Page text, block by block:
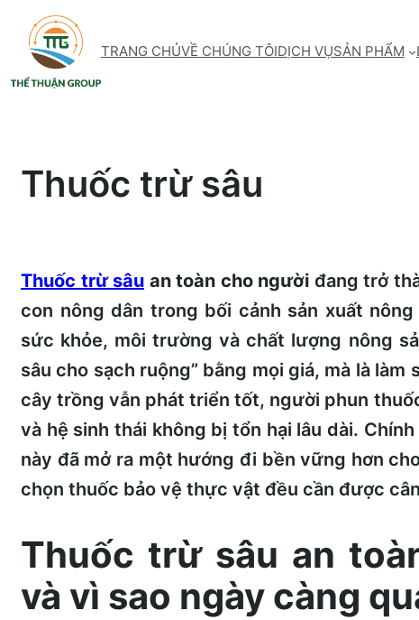
Skip
content
TRANG CHỦVỀ CHÚNG TÔIDỊCH VỤSẢN PHẨM
Thuốc trừ sâu
Thuốc trừ sâu an toàn cho người đang trở
con nông dân trong bối cảnh sản xuất
sức khỏe, môi trường và chất lượng nông
sâu cho sạch ruộng” bằng mọi giá, mà là
cây trồng vẫn phát triển tốt, người phun
và hệ sinh thái không bị tổn hại lâu dài.
này đã mở ra một hướng đi bền vững hơn
chọn thuốc bảo vệ thực vật đều cần được
Thuốc trừ sâu an
và vì sao ngày càng